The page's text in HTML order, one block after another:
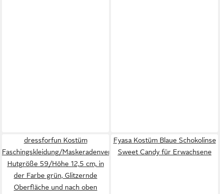
dressforfun Kostüm
Faschingskleidung/Maskeradenverkleidung,
Hutgröße 59/Höhe 12,5 cm, in
der Farbe grün, Glitzernde
Oberfläche und nach oben
Fyasa Kostüm Blaue Schokolinse
Sweet Candy für Erwachsene